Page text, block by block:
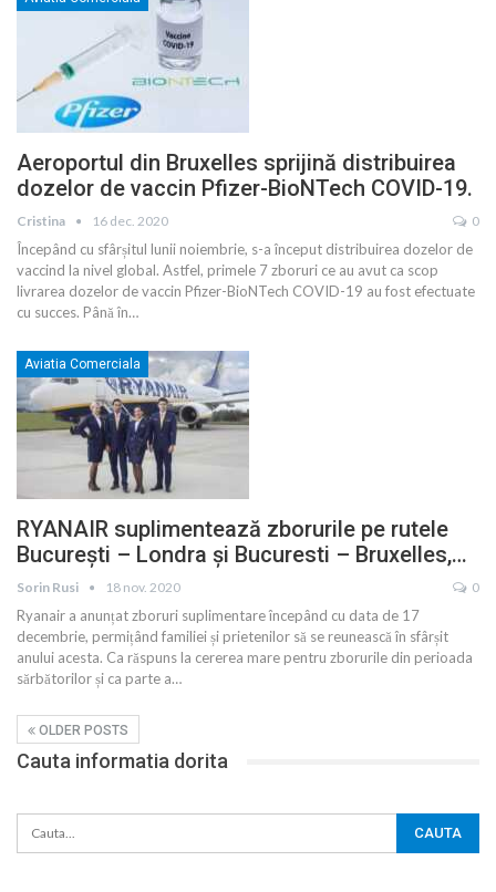
Aeroportul din Bruxelles sprijină distribuirea
dozelor de vaccin Pfizer-BioNTech COVID-19.
Cristina 16 dec. 2020 0
Începând cu sfârșitul lunii noiembrie, s-a început distribuirea dozelor de
vaccind la nivel global. Astfel, primele 7 zboruri ce au avut ca scop
livrarea dozelor de vaccin Pfizer-BioNTech COVID-19 au fost efectuate
cu succes. Până în…
Aviatia Comerciala
RYANAIR suplimentează zborurile pe rutele
București – Londra și Bucuresti – Bruxelles,…
Sorin Rusi 18 nov. 2020 0
Ryanair a anunțat zboruri suplimentare începând cu data de 17
decembrie, permițând familiei și prietenilor să se reunească în sfârșit
anului acesta. Ca răspuns la cererea mare pentru zborurile din perioada
sărbătorilor și ca parte a…
OLDER POSTS
Cauta informatia dorita